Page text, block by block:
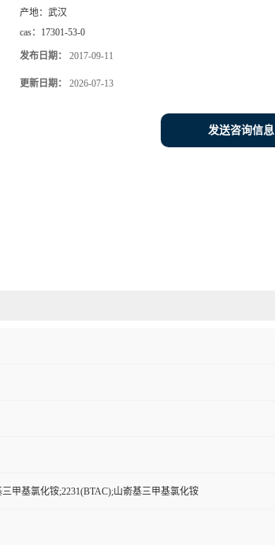
产地： 武汉
cas： 17301-53-0
发布日期： 2017-09-11
更新日期： 2026-07-13
发送咨询信息
甲基氯化铵;2231(BTAC);山嵛基三甲基氯化铵